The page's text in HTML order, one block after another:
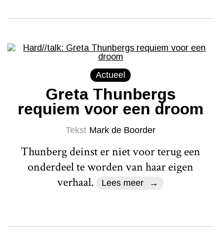
Actueel
Greta Thunbergs
requiem voor een droom
Tekst Mark de Boorder
Thunberg deinst er niet voor terug een
onderdeel te worden van haar eigen
verhaal.
Lees meer